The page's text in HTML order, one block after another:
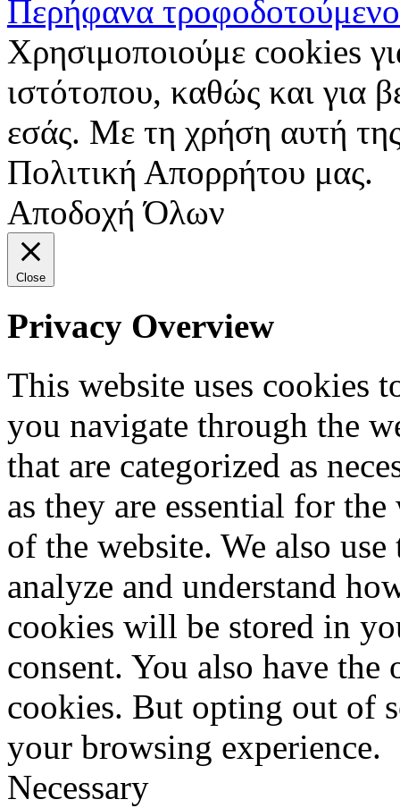
Περήφανα
Χρησιμοποιούμε cookies
ιστότοπου, καθώς και για
εσάς. Με τη χρήση αυτή
Πολιτική Απορρήτου μας.
Αποδοχή Όλων
Close
Privacy Overview
This website uses cookies
you navigate through the
that are categorized as
as they are essential for
of the website. We also
analyze and understand
cookies will be stored in
consent. You also have
cookies. But opting out of
your browsing experience.
Necessary